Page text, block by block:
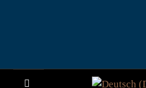
Sprache